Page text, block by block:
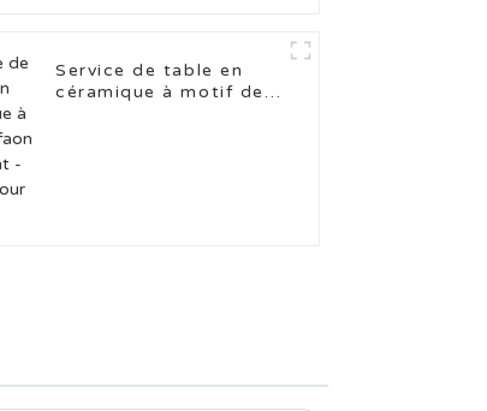
Service de table en
céramique à motif de